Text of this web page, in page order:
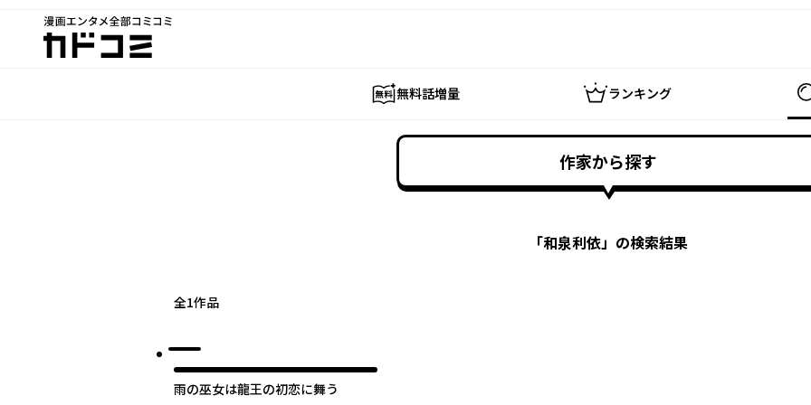
漫画エンタメ全部コミコミ
カドコミ
無料話増量 ランキング
作家から探す
「和泉利依」の検索結果
全1作品
雨の巫女は龍王の初恋に舞う